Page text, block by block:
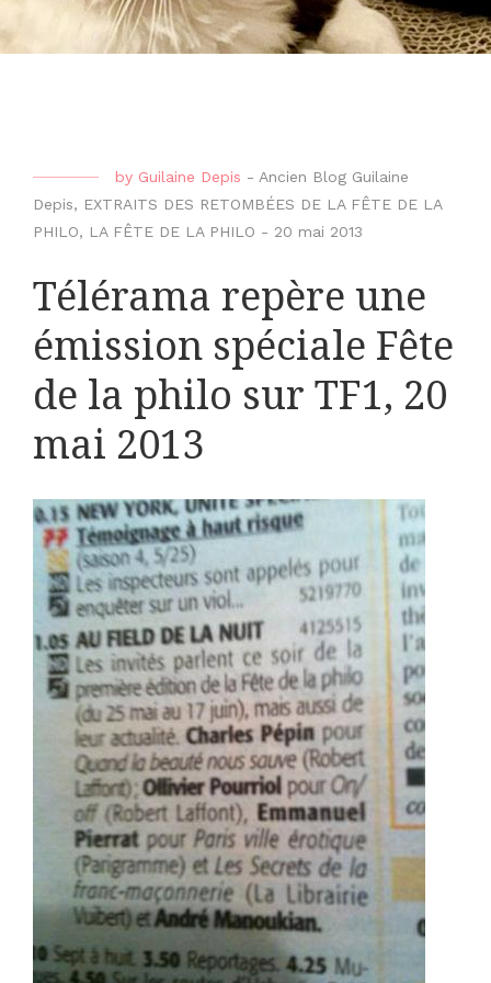
by Guilaine Depis - Ancien Blog Guilaine
Depis, EXTRAITS DES RETOMBÉES DE LA FÊTE DE LA
PHILO, LA FÊTE DE LA PHILO - 20 mai 2013
Télérama repère une
émission spéciale Fête
de la philo sur TF1, 20
mai 2013